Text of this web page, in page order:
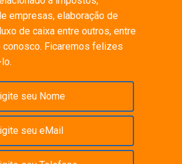
empresas, elaboração de
de caixa entre outros, entre
conosco. Ficaremos felizes